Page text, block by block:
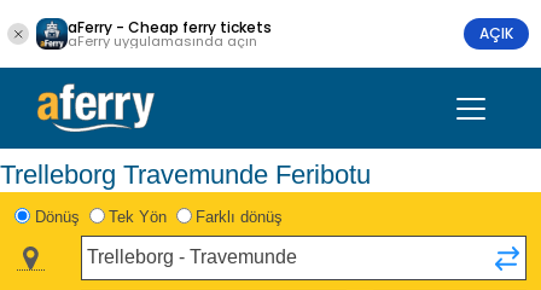
aFerry - Cheap ferry tickets
aFerry uygulamasında açın AÇIK
Trelleborg Travemunde Feribotu
Dönüş Tek Yön Farklı dönüş